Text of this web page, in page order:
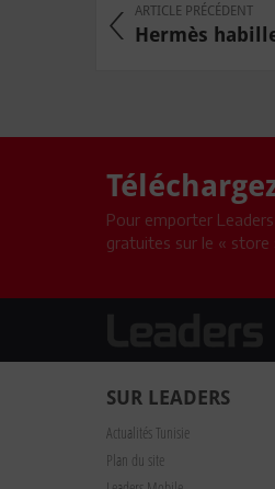
ARTICLE PRÉCÉDENT
Hermès
Pour emporter
gratuites sur le « store
SUR LEADERS
Actualités Tunisie
Plan du site